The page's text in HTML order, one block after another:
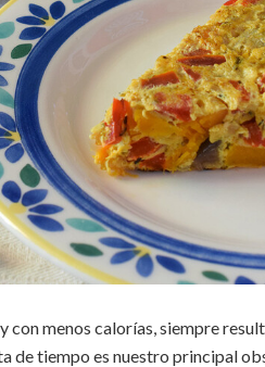
y con menos calorías, siempre
de tiempo es nuestro principal